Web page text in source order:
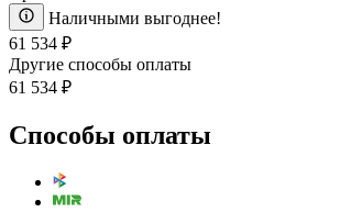
Наличными выгоднее!
61 534 ₽
Другие способы оплаты
61 534 ₽
Способы оплаты